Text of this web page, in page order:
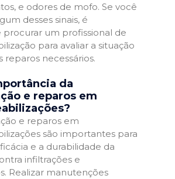
e odores de mofo. Se você
desses sinais, é
um profissional de
para avaliar a situação
reparos necessários.
da
e reparos em
e reparos em
são importantes para
e a durabilidade da
infiltrações e
Realizar manutenções